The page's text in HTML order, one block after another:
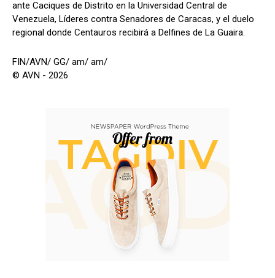
ante Caciques de Distrito en la Universidad Central de
Venezuela, Líderes contra Senadores de Caracas, y el duelo
regional donde Centauros recibirá a Delfines de La Guaira.
FIN/AVN/ GG/ am/ am/
© AVN - 2026